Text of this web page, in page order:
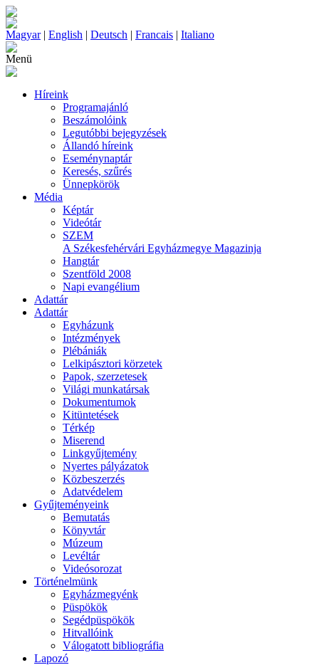
Magyar| English | Deutsch | Francais | Italiano
Menü
Híreink
Programajánló
Beszámolóink
Legutóbbi bejegyzések
Állandó híreink
Eseménynaptár
Keresés, szűrés
Ünnepkörök
Média
Képtár
Videótár
SZEM
A Székesfehérvári Egyházmegye Magazinja
Hangtár
Szentföld 2008
Napi evangélium
Adattár
Adattár
Egyházunk
Intézmények
Plébániák
Lelkipásztori körzetek
Papok, szerzetesek
Világi munkatársak
Dokumentumok
Kitüntetések
Térkép
Miserend
Linkgyűjtemény
Nyertes pályázatok
Közbeszerzés
Adatvédelem
Gyűjteményeink
Bemutatás
Könyvtár
Múzeum
Levéltár
Videósorozat
Történelmünk
Egyházmegyénk
Püspökök
Segédpüspökök
Hitvallóink
Válogatott bibliográfia
Lapozó